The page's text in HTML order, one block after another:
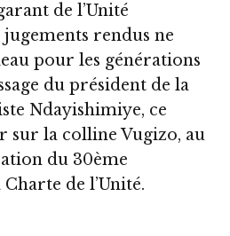
de l’Unité
rendus ne
pour les générations
du président de la
Ndayishimiye, ce
sur la colline Vugizo, au
du 30ème
de l’Unité.